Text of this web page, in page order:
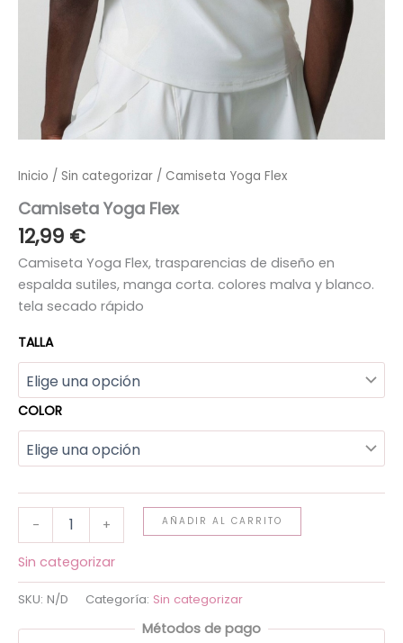
Inicio / Sin categorizar / Camiseta Yoga Flex
Camiseta Yoga Flex
12,99 €
Camiseta Yoga Flex, trasparencias de diseño en
espalda sutiles, manga corta. colores malva y blanco.
tela secado rápido
TALLA
COLOR
- + AÑADIR AL CARRITO
Sin categorizar
SKU: N/D Categoría: Sin categorizar
Métodos de pago